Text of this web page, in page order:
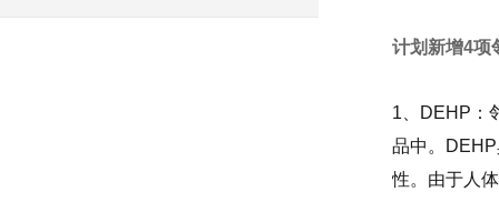
计划新增4项
1、DEHP：
品中。
性。由于人